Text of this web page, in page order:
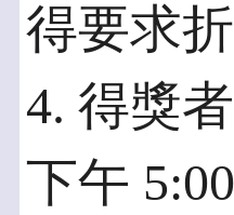
得要求
4. 得獎
下午